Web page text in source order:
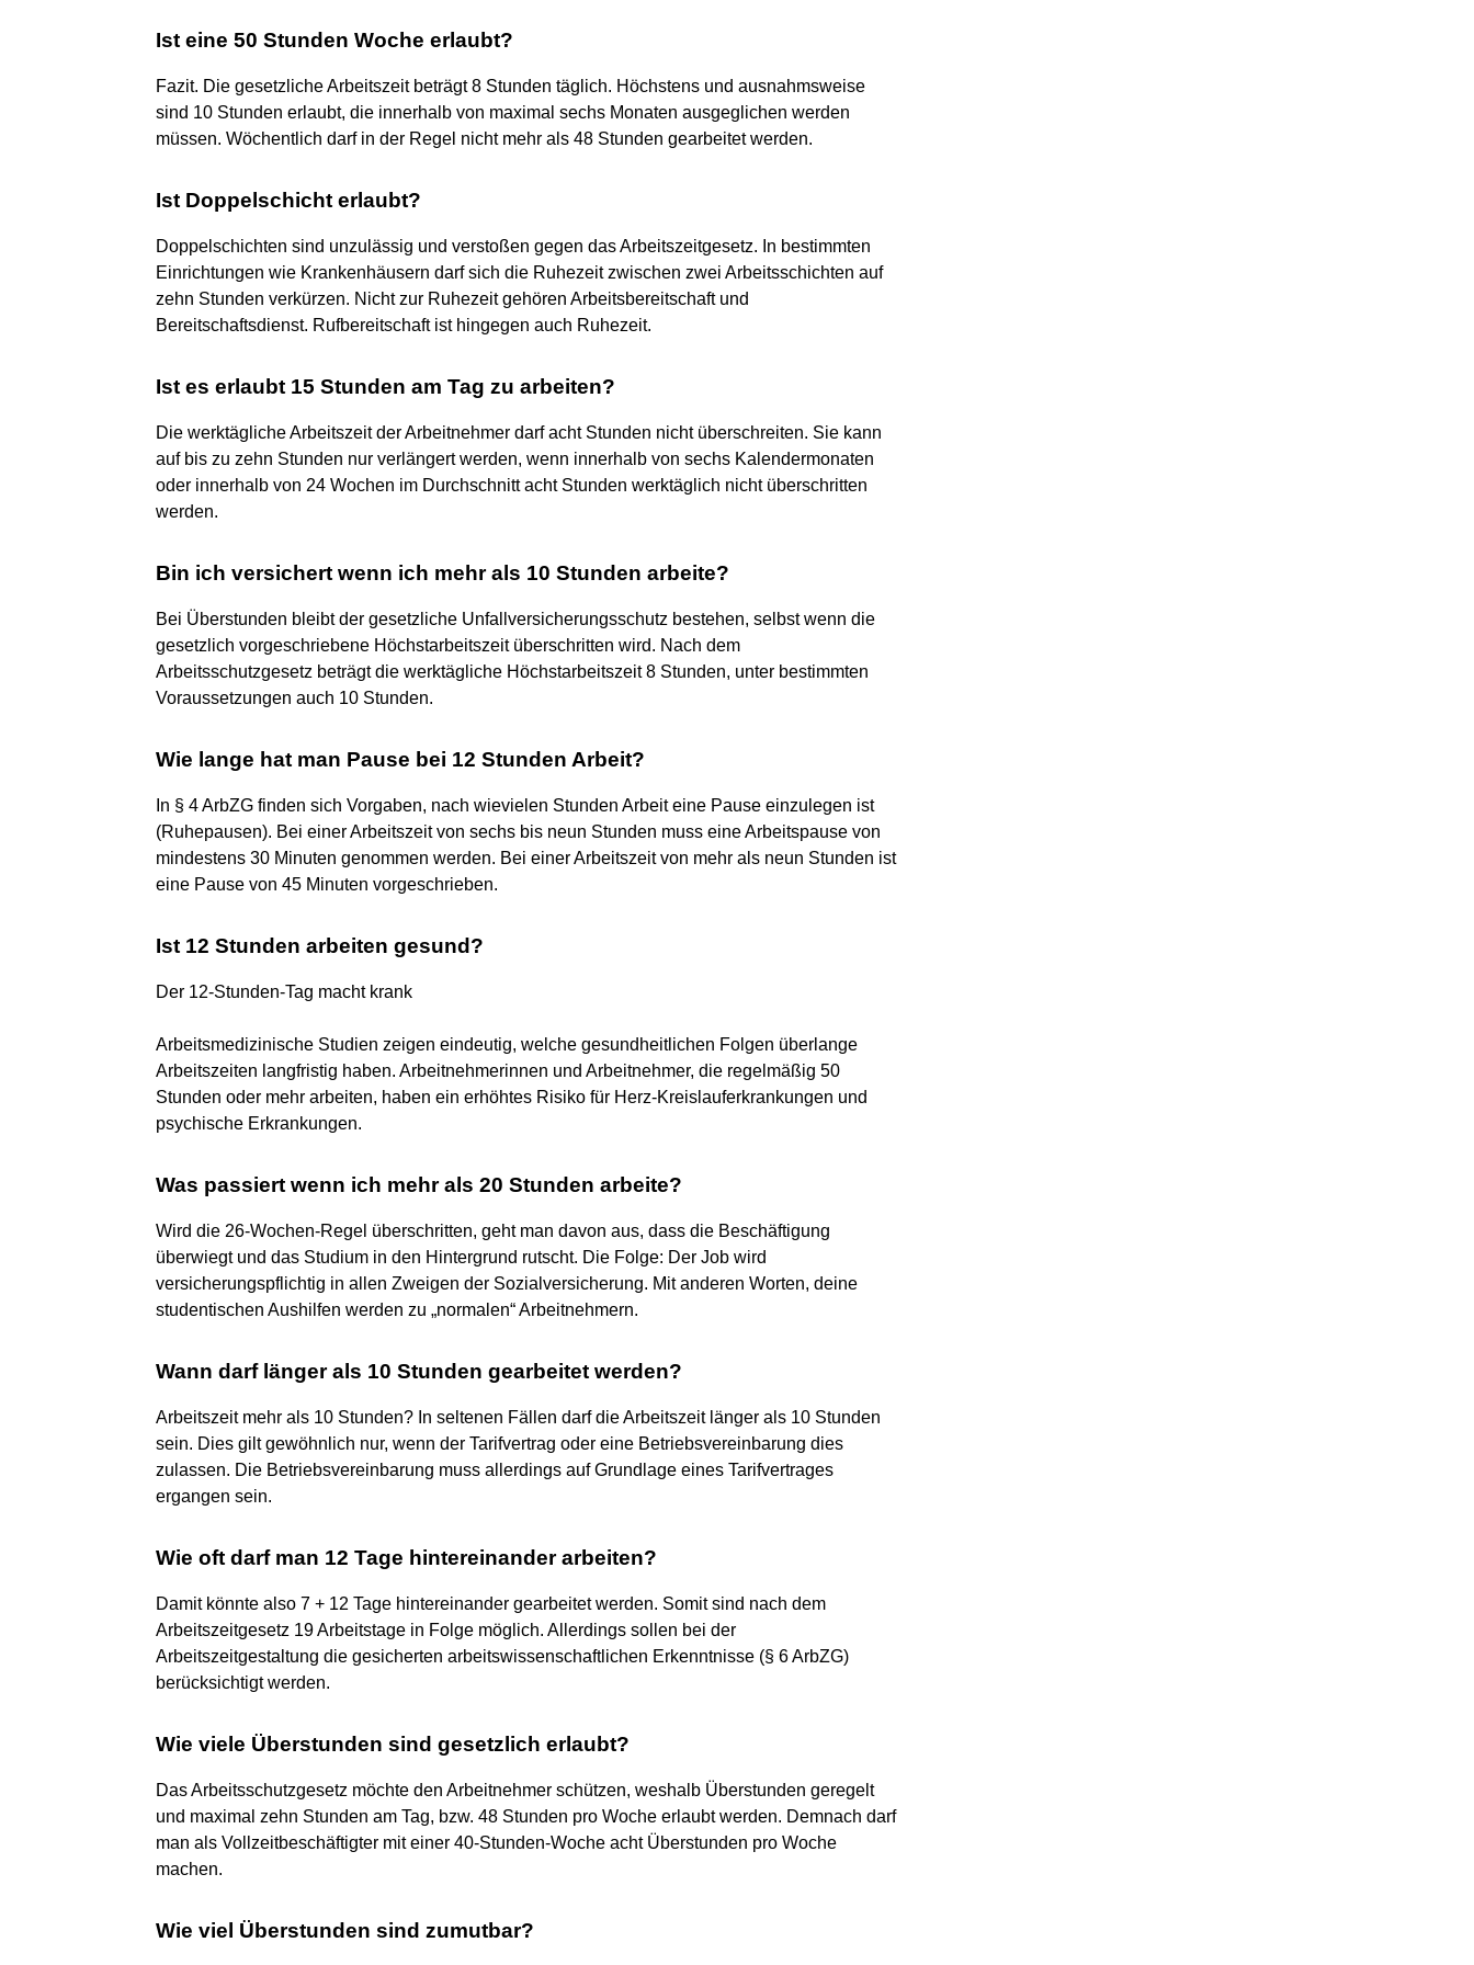
Ist eine 50 Stunden Woche erlaubt?
Fazit. Die gesetzliche Arbeitszeit beträgt 8 Stunden täglich. Höchstens und ausnahmsweise
sind 10 Stunden erlaubt, die innerhalb von maximal sechs Monaten ausgeglichen werden
müssen. Wöchentlich darf in der Regel nicht mehr als 48 Stunden gearbeitet werden.
Ist Doppelschicht erlaubt?
Doppelschichten sind unzulässig und verstoßen gegen das Arbeitszeitgesetz. In bestimmten
Einrichtungen wie Krankenhäusern darf sich die Ruhezeit zwischen zwei Arbeitsschichten auf
zehn Stunden verkürzen. Nicht zur Ruhezeit gehören Arbeitsbereitschaft und
Bereitschaftsdienst. Rufbereitschaft ist hingegen auch Ruhezeit.
Ist es erlaubt 15 Stunden am Tag zu arbeiten?
Die werktägliche Arbeitszeit der Arbeitnehmer darf acht Stunden nicht überschreiten. Sie kann
auf bis zu zehn Stunden nur verlängert werden, wenn innerhalb von sechs Kalendermonaten
oder innerhalb von 24 Wochen im Durchschnitt acht Stunden werktäglich nicht überschritten
werden.
Bin ich versichert wenn ich mehr als 10 Stunden arbeite?
Bei Überstunden bleibt der gesetzliche Unfallversicherungsschutz bestehen, selbst wenn die
gesetzlich vorgeschriebene Höchstarbeitszeit überschritten wird. Nach dem
Arbeitsschutzgesetz beträgt die werktägliche Höchstarbeitszeit 8 Stunden, unter bestimmten
Voraussetzungen auch 10 Stunden.
Wie lange hat man Pause bei 12 Stunden Arbeit?
In § 4 ArbZG finden sich Vorgaben, nach wievielen Stunden Arbeit eine Pause einzulegen ist
(Ruhepausen). Bei einer Arbeitszeit von sechs bis neun Stunden muss eine Arbeitspause von
mindestens 30 Minuten genommen werden. Bei einer Arbeitszeit von mehr als neun Stunden ist
eine Pause von 45 Minuten vorgeschrieben.
Ist 12 Stunden arbeiten gesund?
Der 12-Stunden-Tag macht krank
Arbeitsmedizinische Studien zeigen eindeutig, welche gesundheitlichen Folgen überlange
Arbeitszeiten langfristig haben. Arbeitnehmerinnen und Arbeitnehmer, die regelmäßig 50
Stunden oder mehr arbeiten, haben ein erhöhtes Risiko für Herz-Kreislauferkrankungen und
psychische Erkrankungen.
Was passiert wenn ich mehr als 20 Stunden arbeite?
Wird die 26-Wochen-Regel überschritten, geht man davon aus, dass die Beschäftigung
überwiegt und das Studium in den Hintergrund rutscht. Die Folge: Der Job wird
versicherungspflichtig in allen Zweigen der Sozialversicherung. Mit anderen Worten, deine
studentischen Aushilfen werden zu „normalen“ Arbeitnehmern.
Wann darf länger als 10 Stunden gearbeitet werden?
Arbeitszeit mehr als 10 Stunden? In seltenen Fällen darf die Arbeitszeit länger als 10 Stunden
sein. Dies gilt gewöhnlich nur, wenn der Tarifvertrag oder eine Betriebsvereinbarung dies
zulassen. Die Betriebsvereinbarung muss allerdings auf Grundlage eines Tarifvertrages
ergangen sein.
Wie oft darf man 12 Tage hintereinander arbeiten?
Damit könnte also 7 + 12 Tage hintereinander gearbeitet werden. Somit sind nach dem
Arbeitszeitgesetz 19 Arbeitstage in Folge möglich. Allerdings sollen bei der
Arbeitszeitgestaltung die gesicherten arbeitswissenschaftlichen Erkenntnisse (§ 6 ArbZG)
berücksichtigt werden.
Wie viele Überstunden sind gesetzlich erlaubt?
Das Arbeitsschutzgesetz möchte den Arbeitnehmer schützen, weshalb Überstunden geregelt
und maximal zehn Stunden am Tag, bzw. 48 Stunden pro Woche erlaubt werden. Demnach darf
man als Vollzeitbeschäftigter mit einer 40-Stunden-Woche acht Überstunden pro Woche
machen.
Wie viel Überstunden sind zumutbar?